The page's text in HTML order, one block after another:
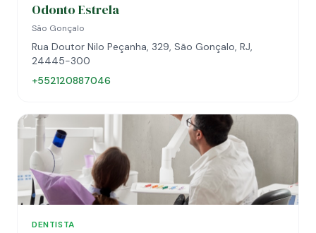
Odonto Estrela
São Gonçalo
Rua Doutor Nilo Peçanha, 329, São Gonçalo, RJ,
24445-300
+552120887046
DENTISTA